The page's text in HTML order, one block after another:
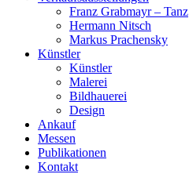
Franz Grabmayr – Tanz
Hermann Nitsch
Markus Prachensky
Künstler
Künstler
Malerei
Bildhauerei
Design
Ankauf
Messen
Publikationen
Kontakt